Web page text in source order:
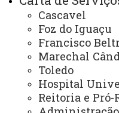
Cascavel
Foz do Iguaçu
Francisco
Marechal
Toledo
Hospital
Reitoria e Pró-
Webmail
REITORIA
Secretaria Geral